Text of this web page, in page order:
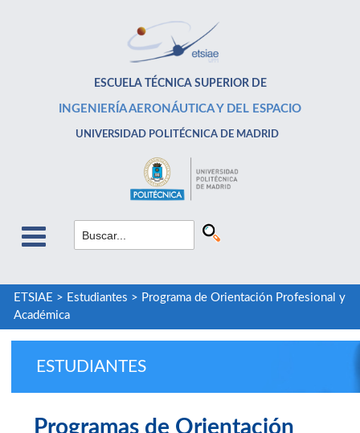
ESCUELA TÉCNICA SUPERIOR DE
INGENIERÍA AERONÁUTICA Y DEL ESPACIO
UNIVERSIDAD POLITÉCNICA DE MADRID
ETSIAE > Estudiantes > Programa de Orientación Profesional y
Académica
ESTUDIANTES
Programas de Orientación